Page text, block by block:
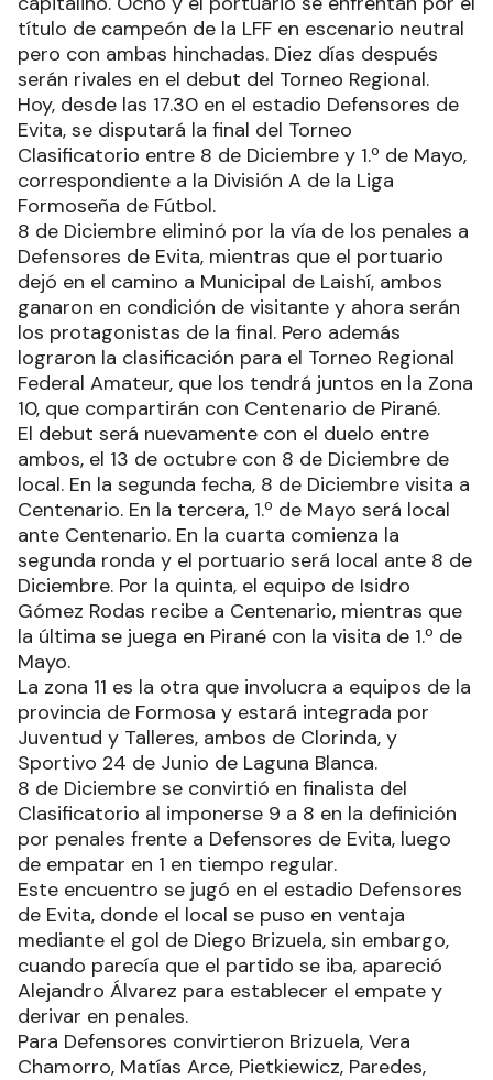
título de campeón de la LFF en escenario neutral
pero con ambas hinchadas. Diez días después
serán rivales en el debut del Torneo Regional.
Hoy, desde las 17.30 en el estadio Defensores de
Evita, se disputará la final del Torneo
Clasificatorio entre 8 de Diciembre y 1.º de Mayo,
correspondiente a la División A de la Liga
Formoseña de Fútbol.
8 de Diciembre eliminó por la vía de los penales a
Defensores de Evita, mientras que el portuario
dejó en el camino a Municipal de Laishí, ambos
ganaron en condición de visitante y ahora serán
los protagonistas de la final. Pero además
lograron la clasificación para el Torneo Regional
Federal Amateur, que los tendrá juntos en la Zona
10, que compartirán con Centenario de Pirané.
El debut será nuevamente con el duelo entre
ambos, el 13 de octubre con 8 de Diciembre de
local. En la segunda fecha, 8 de Diciembre visita a
Centenario. En la tercera, 1.º de Mayo será local
ante Centenario. En la cuarta comienza la
segunda ronda y el portuario será local ante 8 de
Diciembre. Por la quinta, el equipo de Isidro
Gómez Rodas recibe a Centenario, mientras que
la última se juega en Pirané con la visita de 1.º de
Mayo.
La zona 11 es la otra que involucra a equipos de la
provincia de Formosa y estará integrada por
Juventud y Talleres, ambos de Clorinda, y
Sportivo 24 de Junio de Laguna Blanca.
8 de Diciembre se convirtió en finalista del
Clasificatorio al imponerse 9 a 8 en la definición
por penales frente a Defensores de Evita, luego
de empatar en 1 en tiempo regular.
Este encuentro se jugó en el estadio Defensores
de Evita, donde el local se puso en ventaja
mediante el gol de Diego Brizuela, sin embargo,
cuando parecía que el partido se iba, apareció
Alejandro Álvarez para establecer el empate y
derivar en penales.
Para Defensores convirtieron Brizuela, Vera
Chamorro, Matías Arce, Pietkiewicz, Paredes,